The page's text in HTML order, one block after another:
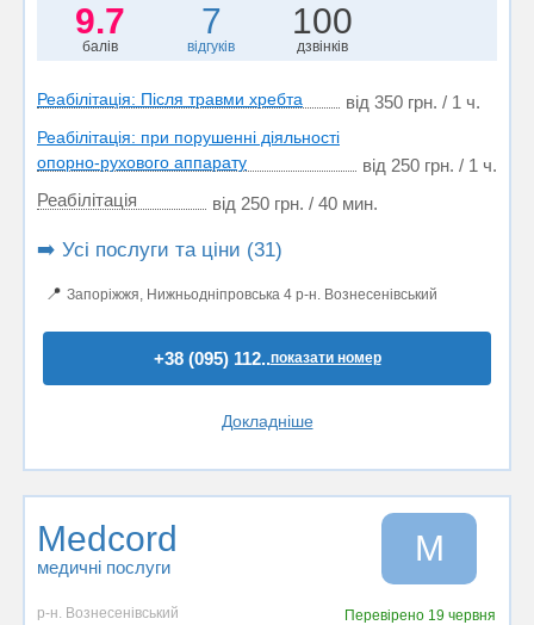
9.7
балів
7
відгуків
100
дзвінків
Реабілітація: Після травми хребта від 350 грн. / 1 ч.
Реабілітація: при порушенні діяльності
опорно-рухового аппарату
від 250 грн. / 1 ч.
Реабілітація
від 250 грн. / 40 мин.
➡️ Усі послуги та ціни (31)
📍 Запоріжжя, Нижньодніпровська 4 р-н. Вознесенівський
+38 (095) 112..показати номер
Докладніше
Medcord
медичні послуги M
р-н. Вознесенівський Перевірено 19 червня